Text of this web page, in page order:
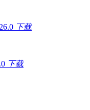
下载
下载